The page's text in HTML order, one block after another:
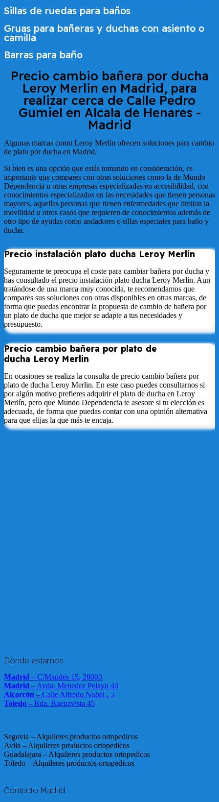
Sillas de ruedas para baños
Gruas para bañeras y duchas con asiento o
camilla
Barras para baño
Precio cambio bañera por ducha
Leroy Merlin en Madrid, para
realizar cerca de Calle Pedro
Gumiel en Alcala de Henares -
Madrid
Algunas marcas como Leroy Merlín ofrecen soluciones para cambio
de plato por ducha en Madrid.
Si bien es una opción que estás tomando en consideración, es
importante que compares con otras soluciones como la de Mundo
Dependencia u otras empresas especializadas en accesibilidad, con
conocimientos especializados en las necesidades que tienen personas
mayores, aquellas personas que tienen enfermedades que limitan la
movilidad u otros casos que requieren de conocimientos además de
otro tipo de ayudas como andadores o sillas especiales para baño y
ducha.
Precio instalación plato ducha Leroy Merlín
Seguramente te preocupa el coste para cambiar bañera por ducha y
has consultado el precio instalación plato ducha Leroy Merlín. Aun
tratándose de una marca muy conocida, te recomendamos que
compares sus soluciones con otras disponibles en otras marcas, de
forma que puedas encontrar la propuesta de cambio de bañera por
un plato de ducha que mejor se adapte a tus necesidades y
presupuesto.
Precio cambio bañera por plato de
ducha Leroy Merlin
En ocasiones se realiza la consulta de precio cambio bañera por
plato de ducha Leroy Merlin. En este caso puedes consultarnos si
por algún motivo prefieres adquirir el plato de ducha en Leroy
Merlín, pero que Mundo Dependencia te asesore si tu elección es
adecuada, de forma que puedas contar con una opinión alternativa
para que elijas la que más te encaja.
Dónde estamos
Madrid – C/Maudes 15, 28003
Madrid – Avda. Menedez Pelayo 44
Alcorcón – Calle Alfredo Nobel , 5
Toledo – Rda. Buenavista 45
Segovia – Alquileres productos ortopedicos
Avila – Alquileres productos ortopedicos
Guadalajara – Alquileres productos ortopedicos
Toledo – Alquileres productos ortopedicos
Contacto Madrid